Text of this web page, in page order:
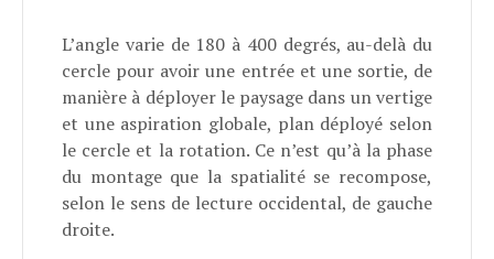
L’angle varie de 180 à 400 degrés, au-delà du
cercle pour avoir une entrée et une sortie, de
manière à déployer le paysage dans un vertige
et une aspiration globale, plan déployé selon
le cercle et la rotation. Ce n’est qu’à la phase
du montage que la spatialité se recompose,
selon le sens de lecture occidental, de gauche
droite.